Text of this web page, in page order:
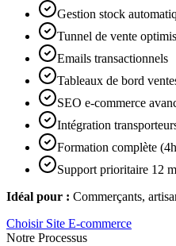
Gestion stock
Tunnel de vente
Emails transactionnels
Tableaux de bord
SEO e-commerce
Intégration
Formation complète
Support prioritaire 12
Idéal pour : Commerçants,
Choisir Site E-commerce
Notre Processus